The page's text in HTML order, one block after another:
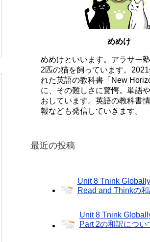
めめけ
めめけといいます。アラサー塾
2匹の猫を飼っています。
れた英語の教科書「New
に、その難しさに驚愕。単語
おしています。英語の教科書
報なども発信していきます。
最近の投稿
Unit 8 Tnink
Read and Thinkの
Unit 8 Tnink
Part 2の和訳につい